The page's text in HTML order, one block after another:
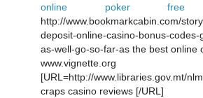
online poker free
http://www.bookmarkcabin.com/
deposit-online-casino-bonus-
as-well-go-so-far-as the best online
www.vignette.org
[URL=http://www.libraries.gov.mt/
craps casino reviews [/URL]